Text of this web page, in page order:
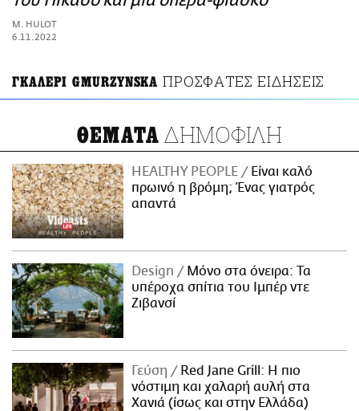
ΑΜΠΑ
PRINT
M. HULOT
6.11.2022
ΓΚΑΛΕΡΙ GMURZYNSKA ΠΡΟΣΦΑΤΕΣ ΕΙΔΗΣΕΙΣ
ΘΕΜΑΤΑ ΔΗΜΟΦΙΛΗ
HEALTHY PEOPLE
Είναι καλό
πρωινό η βρόμη; Ένας γιατρός
απαντά
Design
Μόνο στα όνειρα: Τα
υπέροχα σπίτια του Ιμπέρ ντε
Ζιβανσί
Γεύση
Red Jane Grill: Η πιο
νόστιμη και χαλαρή αυλή στα
Χανιά (ίσως και στην Ελλάδα)